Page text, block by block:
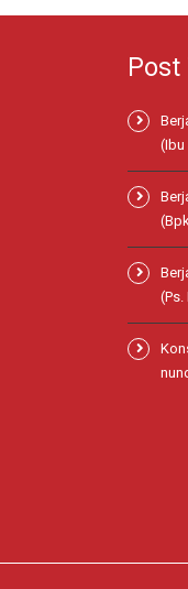
Post
(Ibu
(Ps.